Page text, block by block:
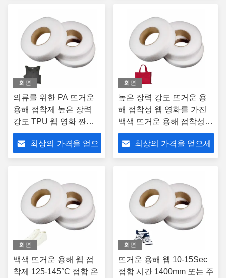
화면
의류를 위한 PA 뜨거운
용해 접착제 높은 장력
강도 TPU 웹 영화 짠것
이 아닌 폴리에스테
최상의 가격을 얻으
화면
높은 장력 강도 뜨거운 용
해 접착성 웹 영화를 가진
백색 뜨거운 용해 접착성
웹 영화
최상의 가격을 얻으세
화면
백색 뜨거운 용해 웹 접
착제 125-145°C 접합 온
화면
뜨거운 용해 웹 10-15Sec
접합 시간 1400mm 또는 주